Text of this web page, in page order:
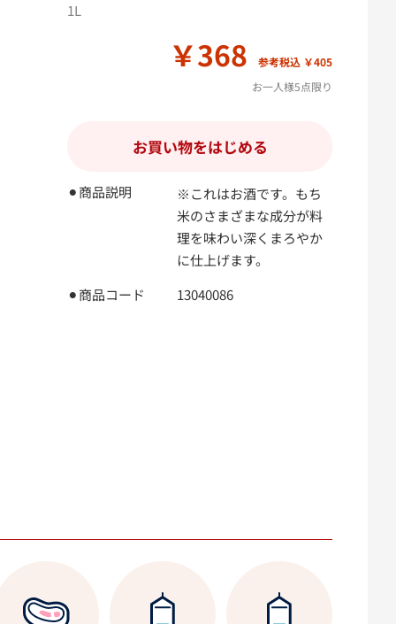
⚫︎商品説明
※これはお酒です。もち
米のさまざまな成分が料
理を味わい深くまろやか
に仕上げます。
￥368
参考税込 ￥405
お一人様5点限り
⚫︎商品コード 13040086
1L
お買い物をはじめる